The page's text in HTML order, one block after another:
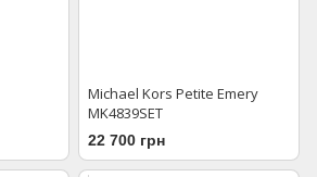
Michael Kors Petite Emery
MK4839SET
22 700 грн